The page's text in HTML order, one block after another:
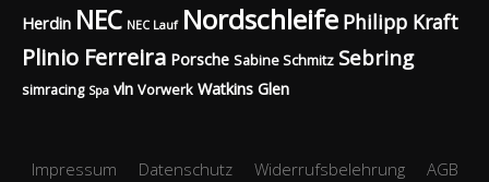
Herdin NEC NEC Lauf Nordschleife Philipp Kraft
Plinio Ferreira Porsche Sabine Schmitz Sebring
simracing Spa vln Vorwerk Watkins Glen
Impressum
Datenschutz
Widerrufsbelehrung AGB